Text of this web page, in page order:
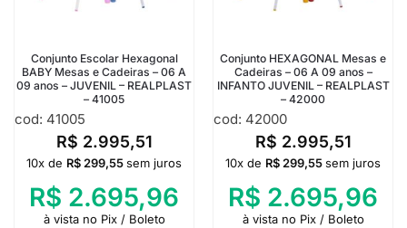
Conjunto Escolar Hexagonal
BABY Mesas e Cadeiras – 06 A
09 anos – JUVENIL – REALPLAST
– 41005
cod: 41005
R$ 2.995,51
10x de R$ 299,55sem juros
R$ 2.695,96
à vista no Pix / Boleto
Conjunto HEXAGONAL Mesas e
Cadeiras – 06 A 09 anos –
INFANTO JUVENIL – REALPLAST
– 42000
cod: 42000
R$ 2.995,51
10x de R$ 299,55sem juros
R$ 2.695,96
à vista no Pix / Boleto